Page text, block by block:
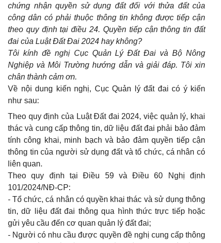
chứng nhận quyền sử dụng đất đối với thửa đất của
công dân có phải thuộc thông tin không được tiếp cận
theo quy định tại điều 24. Quyền tiếp cận thông tin đất
đai của Luật Đất Đai 2024 hay không?
Tôi kính đề nghị Cục Quản Lý Đất Đai và Bộ Nông
Nghiệp và Môi Trường hướng dẫn và giải đáp. Tôi xin
chân thành cảm ơn.
Về nội dung kiến nghị, Cục Quản lý đất đai có ý kiến
như sau:
Theo quy định của Luật Đất đai 2024, việc quản lý, khai
thác và cung cấp thông tin, dữ liệu đất đai phải bảo đảm
tính công khai, minh bạch và bảo đảm quyền tiếp cận
thông tin của người sử dụng đất và tổ chức, cá nhân có
liên quan.
Theo quy định tại Điều 59 và Điều 60 Nghị định
101/2024/NĐ-CP:
- Tổ chức, cá nhân có quyền khai thác và sử dụng thông
tin, dữ liệu đất đai thông qua hình thức trực tiếp hoặc
gửi yêu cầu đến cơ quan quản lý đất đai;
- Người có nhu cầu được quyền đề nghị cung cấp thông